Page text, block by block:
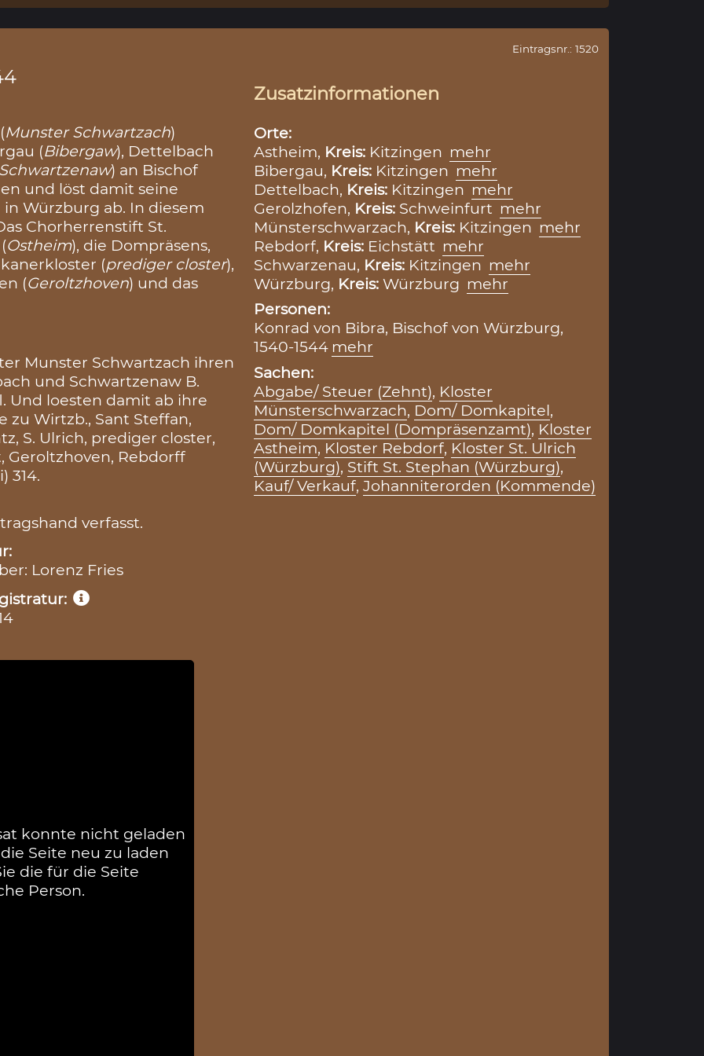
Munster Schwartzach)
(Bibergaw), Dettelbach
) an Bischof
und löst damit seine
Würzburg ab. In diesem
Chorherrenstift St.
Ostheim), die Dompräsens,
(prediger closter),
(Geroltzhoven) und das
Munster Schwartzach ihren
und Schwartzenaw B.
Und loesten damit ab ihre
Wirtzb., Sant Steffan,
S. Ulrich, prediger closter,
Geroltzhoven, Rebdorff
314.
verfasst.
Lorenz Fries
konnte nicht geladen
Seite neu zu laden
die für die Seite
Person.
Eintragsnr.: 1520
Zusatzinformationen
Orte:
Astheim, Kreis: Kitzingen mehr
Bibergau, Kreis: Kitzingen mehr
Dettelbach, Kreis: Kitzingen mehr
Gerolzhofen, Kreis: Schweinfurt mehr
Münsterschwarzach, Kreis: Kitzingen mehr
Rebdorf, Kreis: Eichstätt mehr
Schwarzenau, Kreis: Kitzingen mehr
Würzburg, Kreis: Würzburg mehr
Personen:
Konrad von Bibra, Bischof von Würzburg,
1540-1544 mehr
Sachen:
Abgabe/ Steuer (Zehnt), Kloster
Münsterschwarzach, Dom/ Domkapitel,
Dom/ Domkapitel (Dompräsenzamt), Kloster
Astheim, Kloster Rebdorf, Kloster St. Ulrich
(Würzburg), Stift St. Stephan (Würzburg),
Kauf/ Verkauf, Johanniterorden (Kommende)